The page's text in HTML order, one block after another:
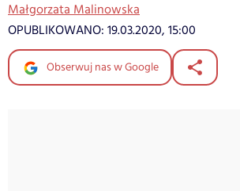
Małgorzata Malinowska
OPUBLIKOWANO: 19.03.2020, 15:00
Obserwuj nas w Google